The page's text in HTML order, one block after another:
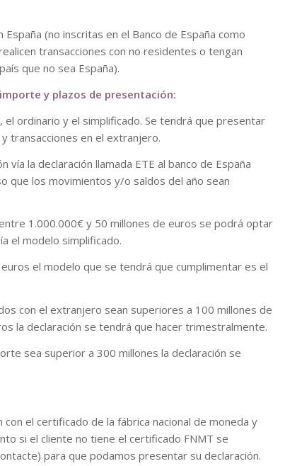
(no inscritas en el Banco de España como
transacciones con no residentes o tengan
que no sea España).
y plazos de presentación:
el ordinario y el simplificado. Se tendrá que presentar
transacciones en el extranjero.
vía la declaración llamada ETE al banco de España
que los movimientos y/o saldos del año sean
1.000.000€ y 50 millones de euros se podrá optar
el modelo simplificado.
el modelo que se tendrá que cumplimentar es el
con el extranjero sean superiores a 100 millones de
la declaración se tendrá que hacer trimestralmente.
sea superior a 300 millones la declaración se
el certificado de la fábrica nacional de moneda y
si el cliente no tiene el certificado FNMT se
para que podamos presentar su declaración.